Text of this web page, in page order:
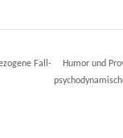
Fall-
Humor und